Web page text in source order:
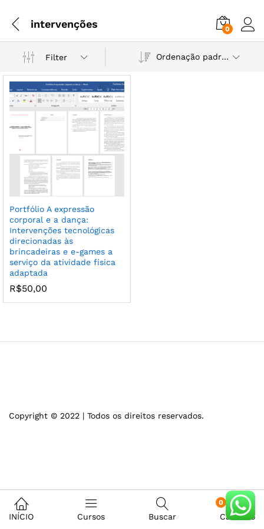
intervenções 0
Filter Ordenação padrão
Portfólio A expressão
corporal e a dança:
Intervenções tecnológicas
direcionadas às
brincadeiras e e-games a
serviço da atividade física
adaptada
R$50,00
Copyright © 2022 | Todos os direitos reservados.
INÍCIO Cursos Buscar
0
Carrinho